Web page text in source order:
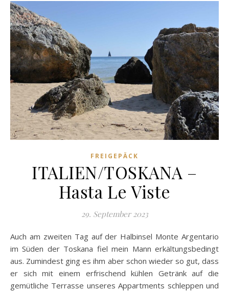
FREIGEPÄCK
ITALIEN/TOSKANA –
Hasta Le Viste
29. September 2023
Auch am zweiten Tag auf der Halbinsel Monte Argentario
im Süden der Toskana fiel mein Mann erkältungsbedingt
aus. Zumindest ging es ihm aber schon wieder so gut, dass
er sich mit einem erfrischend kühlen Getränk auf die
gemütliche Terrasse unseres Appartments schleppen und